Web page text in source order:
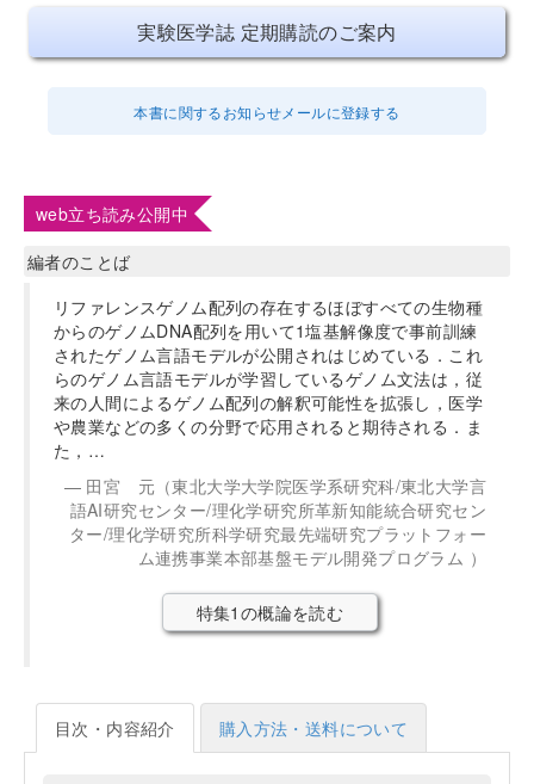
実験医学誌 定期購読のご案内
本書に関するお知らせメールに登録する
web立ち読み公開中
編者のことば
リファレンスゲノム配列の存在するほぼすべての生物種
からのゲノムDNA配列を用いて1塩基解像度で事前訓練
されたゲノム言語モデルが公開されはじめている．これ
らのゲノム言語モデルが学習しているゲノム文法は，従
来の人間によるゲノム配列の解釈可能性を拡張し，医学
や農業などの多くの分野で応用されると期待される．ま
た，…
田宮 元（東北大学大学院医学系研究科/東北大学言
語AI研究センター/理化学研究所革新知能統合研究セン
ター/理化学研究所科学研究最先端研究プラットフォー
ム連携事業本部基盤モデル開発プログラム ）
特集1の概論を読む
目次・内容紹介 購入方法・送料について